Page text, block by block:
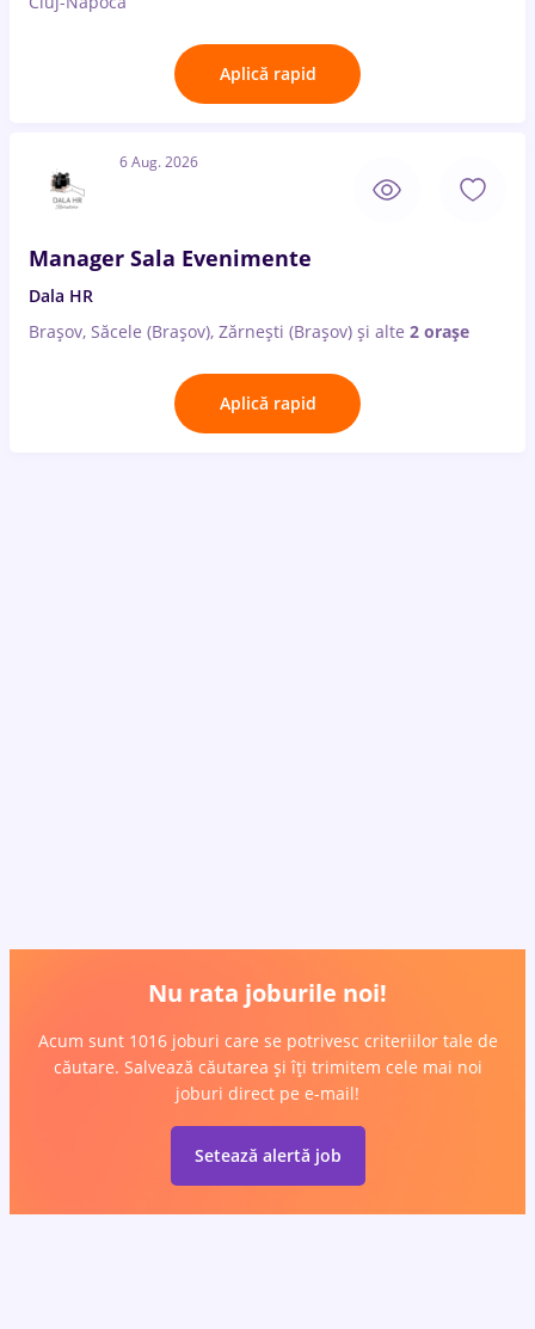
Aplică rapid
6 Aug. 2026
Manager Sala Evenimente
Dala HR
Brașov, Săcele (Brașov), Zărnești (Brașov) și alte 2 orașe
Aplică rapid
Nu rata joburile noi!
Acum sunt 1016 joburi care se potrivesc criteriilor tale de
căutare. Salvează căutarea și îți trimitem cele mai noi
joburi direct pe e-mail!
Setează alertă job